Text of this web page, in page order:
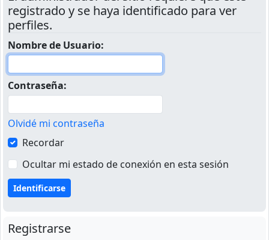
registrado y se haya identificado para ver
perfiles.
Nombre de Usuario:
Contraseña:
Olvidé mi contraseña
Recordar
Ocultar mi estado de conexión en esta sesión
Registrarse